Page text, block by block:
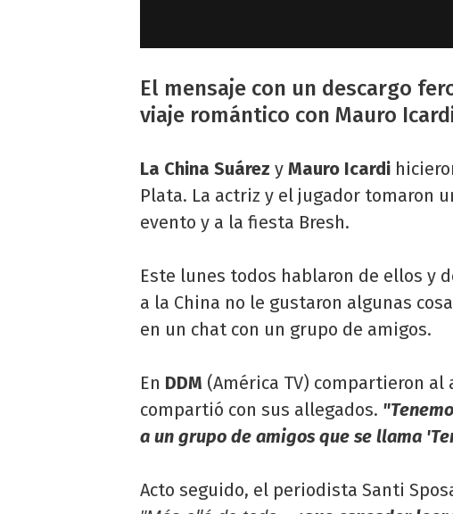
El mensaje con un descargo
viaje romántico con Mauro
La China Suárez y Mauro Icardi
Plata. La actriz y el jugador tomaron
evento y a la fiesta Bresh.
Este lunes todos hablaron de ellos y
a la China no le gustaron algunas
en un chat con un grupo de amigos.
En DDM (América TV) compartieron
compartió con sus allegados.
a un grupo de amigos que se llama
Acto seguido, el periodista Santi